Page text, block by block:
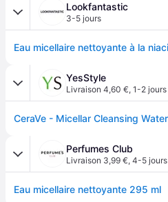
Lookfantastic
3-5 jours
YesStyle
Livraison 4,60 €, 1-2 jours
Perfumes Club
Livraison 3,99 €, 4-5 jours
Eau micellaire nettoyante 295 ml